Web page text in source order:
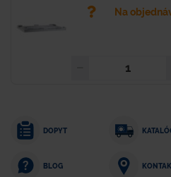
Na
DOPYT
BLOG